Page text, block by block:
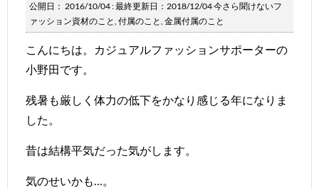
公開日： 2016/10/04: 最終更新日：2018/12/04今さら聞けないフ
ァッション資材のこと, 付属のこと, 金属付属のこと
こんにちは。カジュアルファッションサポーターの
小野田です。
残暑も厳しく体力の低下をかなり感じる年になりま
した。
昔は結構平気だった気がします。
気のせいかも…。